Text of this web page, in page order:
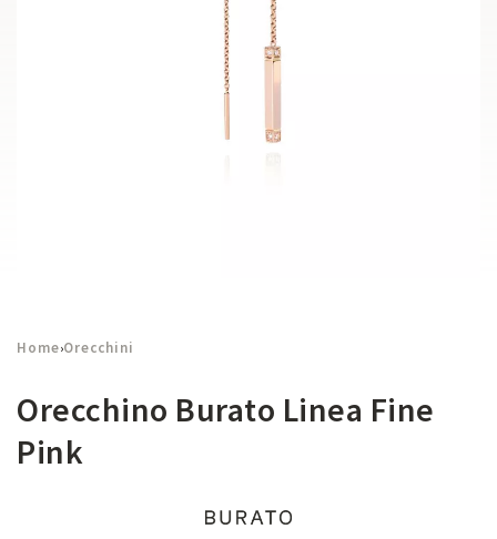
Home›Orecchini
Orecchino Burato Linea Fine
Pink